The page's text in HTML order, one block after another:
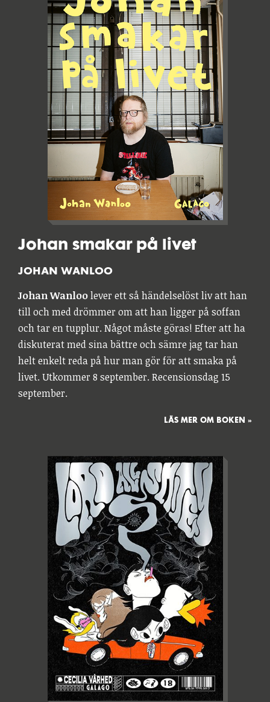
Johan smakar på livet
JOHAN WANLOO
Johan Wanloolever ett så händelselöst liv att han
till och med drömmer om att han ligger på soffan
och tar en tupplur. Något måste göras! Efter att ha
diskuterat med sina bättre och sämre jag tar han
helt enkelt reda på hur man gör för att smaka på
livet. Utkommer 8 september. Recensionsdag 15
september.
LÄS MER OM BOKEN »